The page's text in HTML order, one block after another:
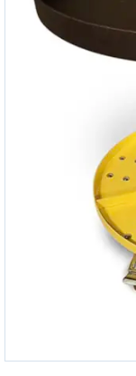
WORKTABLE
Adjustable, industrial